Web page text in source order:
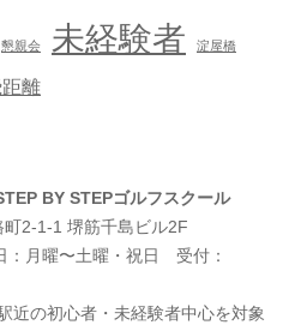
懇親会 未経験者 淀屋橋
離
BY STEPゴルフスクール
2-1-1 堺筋千島ビル2F
月曜〜土曜・祝日 受付：
近の初心者・未経験者中心を対象